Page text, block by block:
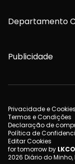
Departamento
Publicidade
Privacidade e Cookies
Termos e Condições
Declaração de
Política de
Editar Cookies
for tomorrow by
2026 Diário do